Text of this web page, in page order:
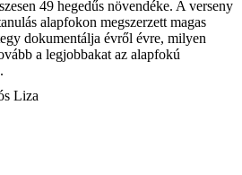
49 hegedűs növendéke. A verseny
alapfokon megszerzett magas
dokumentálja évről évre, milyen
a legjobbakat az alapfokú